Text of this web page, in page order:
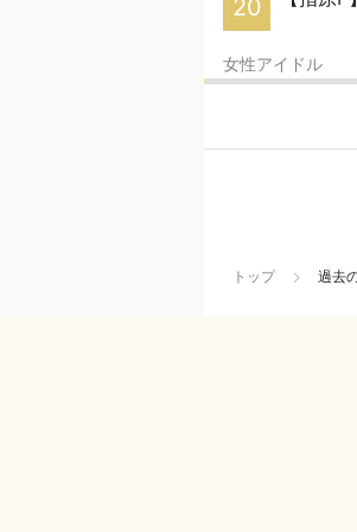
20
女性アイドル
トップ 過去